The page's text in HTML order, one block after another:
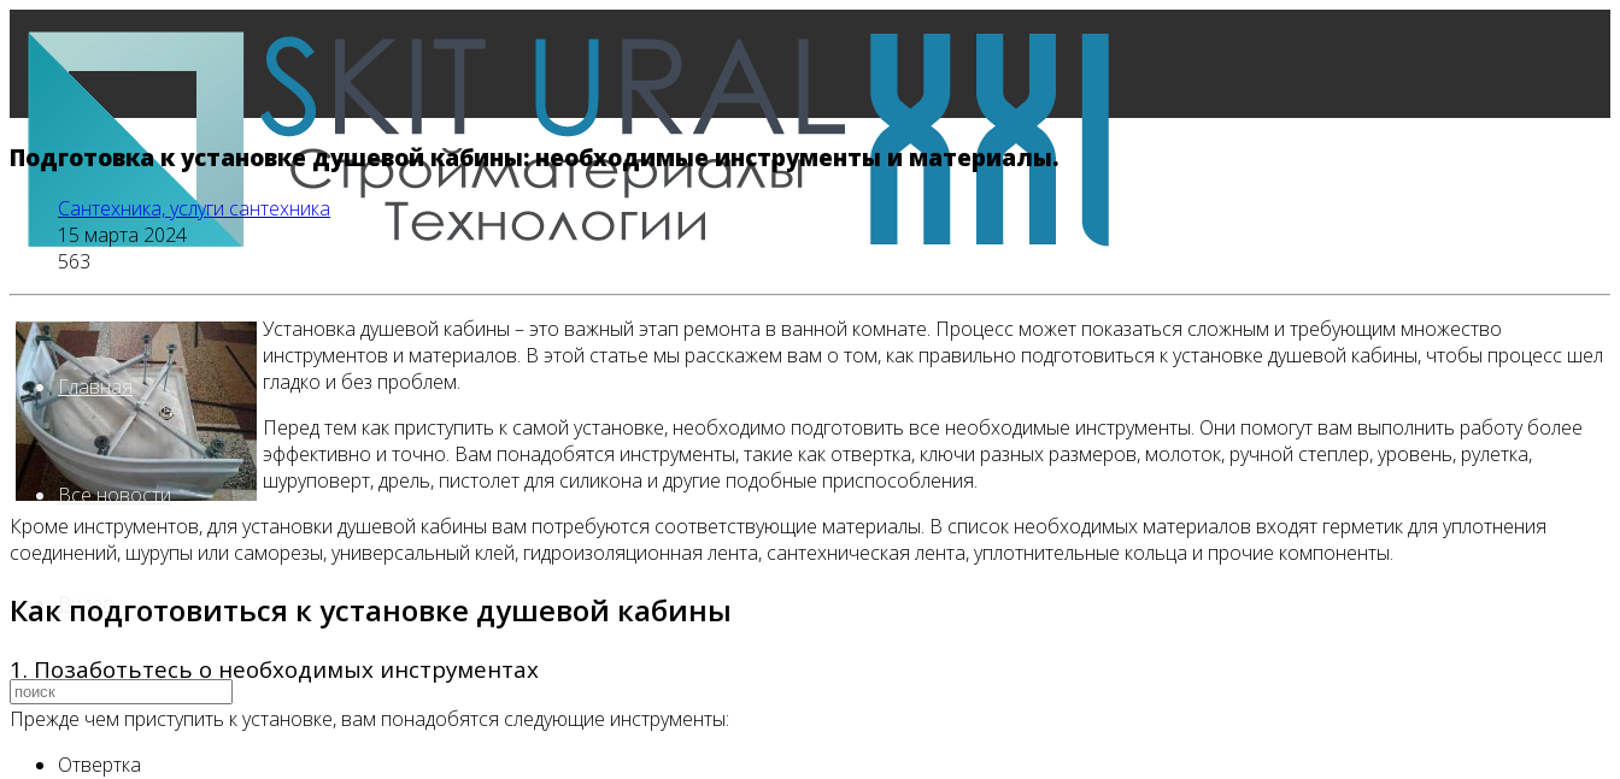
Главная
Все новости
Видео
Подготовка к установке душевой кабины: необходимые инструменты и материалы.
Сантехника, услуги сантехника
15 марта 2024
563
Установка душевой кабины – это важный этап ремонта в ванной комнате. Процесс может показаться сложным и требующим множество
инструментов и материалов. В этой статье мы расскажем вам о том, как правильно подготовиться к установке душевой кабины, чтобы процесс шел
гладко и без проблем.
Перед тем как приступить к самой установке, необходимо подготовить все необходимые инструменты. Они помогут вам выполнить работу более
эффективно и точно. Вам понадобятся инструменты, такие как отвертка, ключи разных размеров, молоток, ручной степлер, уровень, рулетка,
шуруповерт, дрель, пистолет для силикона и другие подобные приспособления.
Кроме инструментов, для установки душевой кабины вам потребуются соответствующие материалы. В список необходимых материалов входят герметик для уплотнения
соединений, шурупы или саморезы, универсальный клей, гидроизоляционная лента, сантехническая лента, уплотнительные кольца и прочие компоненты.
Как подготовиться к установке душевой кабины
1. Позаботьтесь о необходимых инструментах
Прежде чем приступить к установке, вам понадобятся следующие инструменты:
Отвертка